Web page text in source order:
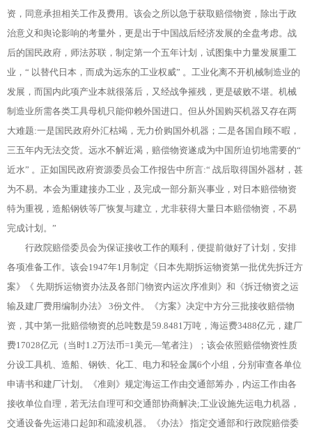
资，同意承担相关工作及费用。该会之所以急于获取赔偿物资，除出于政
治意义和舆论影响的考量外，更是出于中国战后经济发展的全盘考虑。战
后的国民政府，师法苏联，制定第一个五年计划，试图集中力量发展重工
业，“ 以替代日本，而成为远东的工业权威” 。工业化离不开机械制造业的
发展，而国内此项产业本就很落后，又经战争摧残，更是破败不堪。机械
制造业所需各类工具母机只能仰赖外国进口。但从外国购买机器又存在两
大难题:一是国民政府外汇枯竭，无力价购国外机器；二是各国自顾不暇，
三五年内无法交货。远水不解近渴，赔偿物资遂成为中国所迫切地需要的“
近水” 。正如国民政府资源委员会工作报告中所言:“ 战后取得国外器材，甚
为不易。本会为重建接办工业，及完成一部分新兴事业，对日本赔偿物资
特为重视，造船钢铁等厂恢复与建立，尤非获得大量日本赔偿物资，不易
完成计划。”
行政院赔偿委员会为保证接收工作的顺利，便提前做好了计划，安排
各项准备工作。该会1947年1月制定《日本先期拆运物资第一批优先拆迁方
案》《 先期拆运物资办法及各部门物资内运次序准则》和《拆迁物资之运
输及建厂费用编制办法》 3份文件。《方案》决定中方分三批接收赔偿物
资，其中第一批赔偿物资的总吨数是59.8481万吨，海运费3488亿元，建厂
费17028亿元（当时1.2万法币=1美元—笔者注）；该会依照赔偿物资性质
分设工具机、造船、钢铁、化工、电力和轻金属6个小组，分别审查各单位
申请书和建厂计划。《准则》规定海运工作由交通部筹办，内运工作由各
接收单位自理，若无法自理可和交通部协商解决;工业设施先运电力机器，
交通设备先运港口起卸和疏浚机器。《办法》 指定交通部和行政院赔偿委